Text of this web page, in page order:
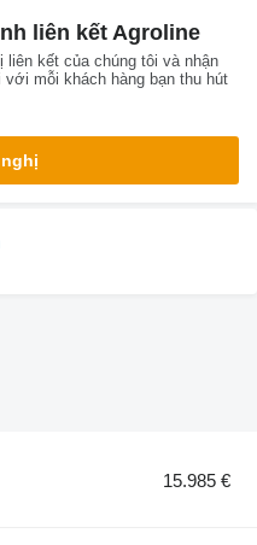
liên kết Agroline
liên kết của chúng tôi và nhận
mỗi khách hàng bạn thu hút
15.985 €